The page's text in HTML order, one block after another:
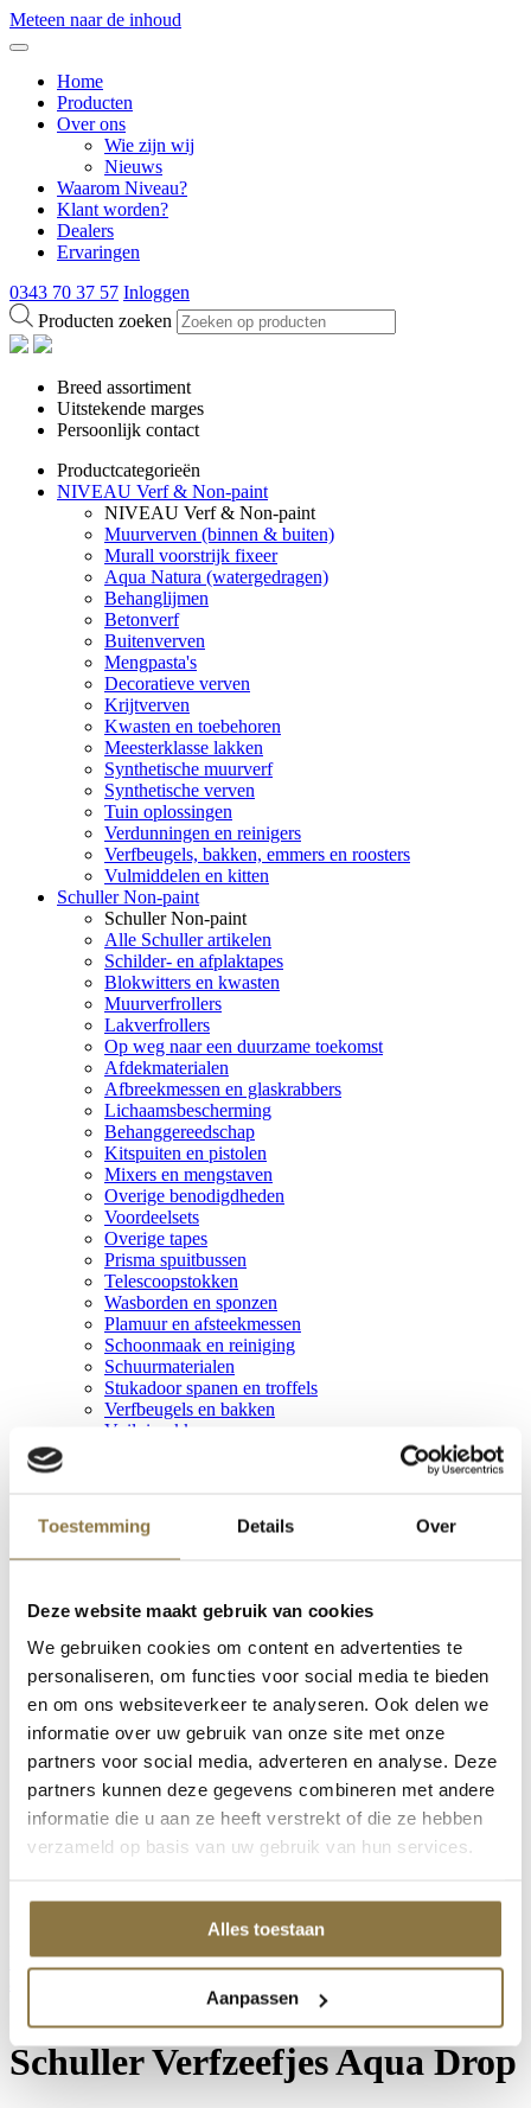
Toestemming Details Over
Deze website maakt gebruik van cookies
We gebruiken cookies om content en advertenties te
personaliseren, om functies voor social media te bieden
en om ons websiteverkeer te analyseren. Ook delen we
informatie over uw gebruik van onze site met onze
partners voor social media, adverteren en analyse. Deze
partners kunnen deze gegevens combineren met andere
informatie die u aan ze heeft verstrekt of die ze hebben
verzameld op basis van uw gebruik van hun services.
Alles toestaan
Aanpassen
Meteen naar de inhoud
Home
Producten
Over ons
Wie zijn wij
Nieuws
Waarom Niveau?
Klant worden?
Dealers
Ervaringen
0343 70 37 57 Inloggen
Producten zoeken
Breed assortiment
Uitstekende marges
Persoonlijk contact
Productcategorieën
NIVEAU Verf & Non-paint
NIVEAU Verf & Non-paint
Muurverven (binnen & buiten)
Murall voorstrijk fixeer
Aqua Natura (watergedragen)
Behanglijmen
Betonverf
Buitenverven
Mengpasta's
Decoratieve verven
Krijtverven
Kwasten en toebehoren
Meesterklasse lakken
Synthetische muurverf
Synthetische verven
Tuin oplossingen
Verdunningen en reinigers
Verfbeugels, bakken, emmers en roosters
Vulmiddelen en kitten
Schuller Non-paint
Schuller Non-paint
Alle Schuller artikelen
Schilder- en afplaktapes
Blokwitters en kwasten
Muurverfrollers
Lakverfrollers
Op weg naar een duurzame toekomst
Afdekmaterialen
Afbreekmessen en glaskrabbers
Lichaamsbescherming
Behanggereedschap
Kitspuiten en pistolen
Mixers en mengstaven
Overige benodigdheden
Voordeelsets
Overige tapes
Prisma spuitbussen
Telescoopstokken
Wasborden en sponzen
Plamuur en afsteekmessen
Schoonmaak en reiniging
Schuurmaterialen
Stukadoor spanen en troffels
Verfbeugels en bakken
Vuilniszakken
Polyvine Assortiment
Kwasten en Gereedschappen
Lakken & Metallic's
Decoratieve toepassingen
Mylands House of Colour
Mylands House of Colour
Point Of Sale
Wax Polishes
Go!Paint Roll & Go
Staalmeester Kwasten
Stucco d'Or
Producten van Rust-oleum
Producten van Rust-oleum
Prochemko Producten
CombiColor
Rust-oleum / Mathys
Grondverven
Producten van Zinsser
Home/Producten/Schuller Non-paint/Alle Schuller
Schuller Verfzeefjes Aqua Drop